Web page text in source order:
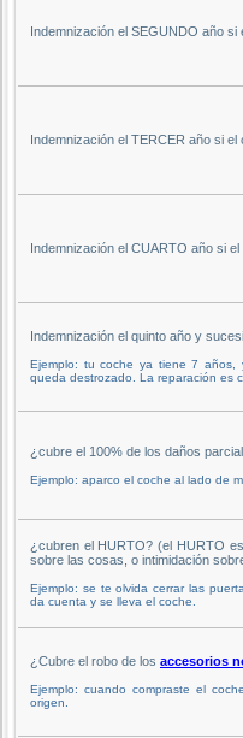
Indemnización el SEGUNDO año
Indemnización el TERCER año si
Indemnización el CUARTO año si
Indemnización el quinto año y
Ejemplo: tu coche ya tiene 7 años,
queda destrozado. La reparación es
¿cubre el 100% de los daños
Ejemplo: aparco el coche al lado de
¿cubren el HURTO? (el HURTO
sobre las cosas, o intimidación
Ejemplo: se te olvida cerrar las
da cuenta y se lleva el coche.
¿Cubre el robo de los accesorios
Ejemplo: cuando compraste el
origen.